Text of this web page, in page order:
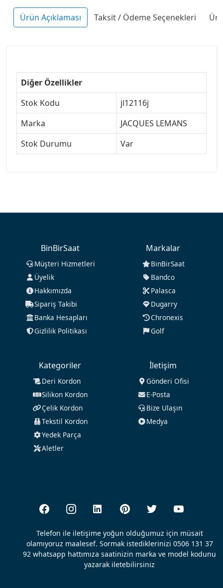
Ürün Açıklaması Taksit / Ödeme Seçenekleri
Diğer Özellikler
Stok Kodu
jl12116j
Marka
JACQUES LEMANS
Stok Durumu
Var
BinBirSaat
Müşteri Hizmetleri
Üyelik
Hakkımızda
Sipariş Takibi
Banka Hesapları
Gizlilik Politikası
Markalar
BinBirSaat
Bandco
Palasca
Dugarry
Chronexis
Golf
Kategoriler
Deri Kordon
Silikon Kordon
Çelik Kordon
Tekstil Kordon
Yedek Parça
Aletler
İletişim
Gönderi Ofisi
E-Posta
Bize Ulaşın
Medya
Telefon ile iletişime yoğun olduğumuz için müsait
olamıyoruz maalesef. Sormak istediklerinizi 0506 131 37
92 whatsapp hattımıza saatinizin marka ve model kodunu
yazarak iletebilirsiniz